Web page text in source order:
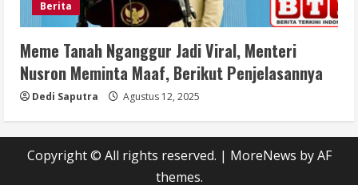
Berita
Meme Tanah Nganggur Jadi Viral, Menteri
Nusron Meminta Maaf, Berikut Penjelasannya
Dedi Saputra Agustus 12, 2025
Copyright © All rights reserved. | MoreNews by AF
themes.